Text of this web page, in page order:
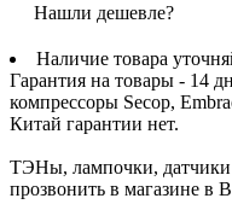
Нашли дешевле?
Наличие товара
Гарантия на товары - 14
компрессоры Secop,
Китай гарантии нет.
ТЭНы, лампочки,
прозвонить в магазине в